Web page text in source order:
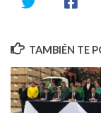
TAMBIÉN TE